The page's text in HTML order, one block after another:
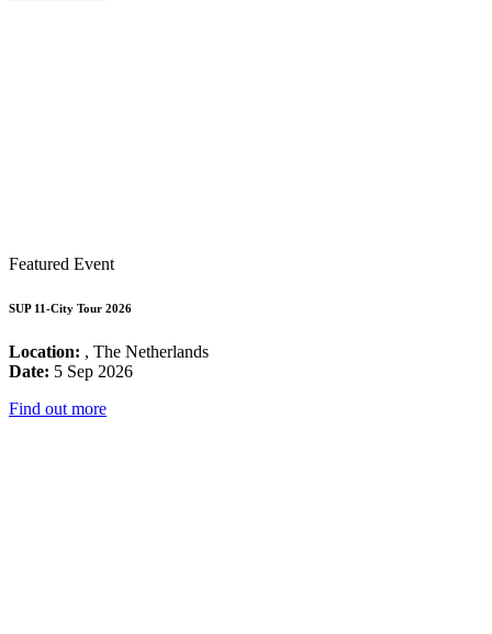
Featured Event
SUP 11-City Tour 2026
Location: , The Netherlands
Date: 5 Sep 2026
Find out more